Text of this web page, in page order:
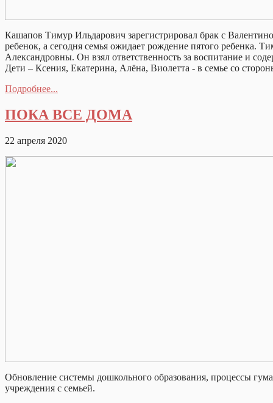
Кашапов Тимур Ильдарович зарегистрировал брак с
ребенок, а сегодня семья ожидает рождение пятого ребенка.
Александровны. Он взял ответственность за воспитание и
Дети – Ксения, Екатерина, Алёна, Виолетта - в семье со
Подробнее...
ПОКА ВСЕ ДОМА
22 апреля 2020
Обновление системы дошкольного образования, процессы
учреждения с семьей.